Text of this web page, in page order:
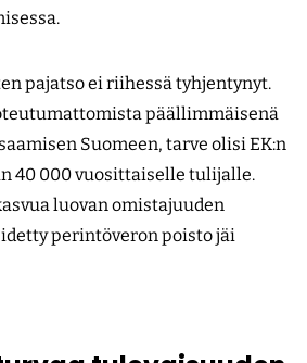
pajatso ei riihessä tyhjentynyt.
päällimmäisenä
Suomeen, tarve olisi EK:n
40 000 vuosittaiselle tulijalle.
luovan omistajuuden
perintöveron poisto jäi